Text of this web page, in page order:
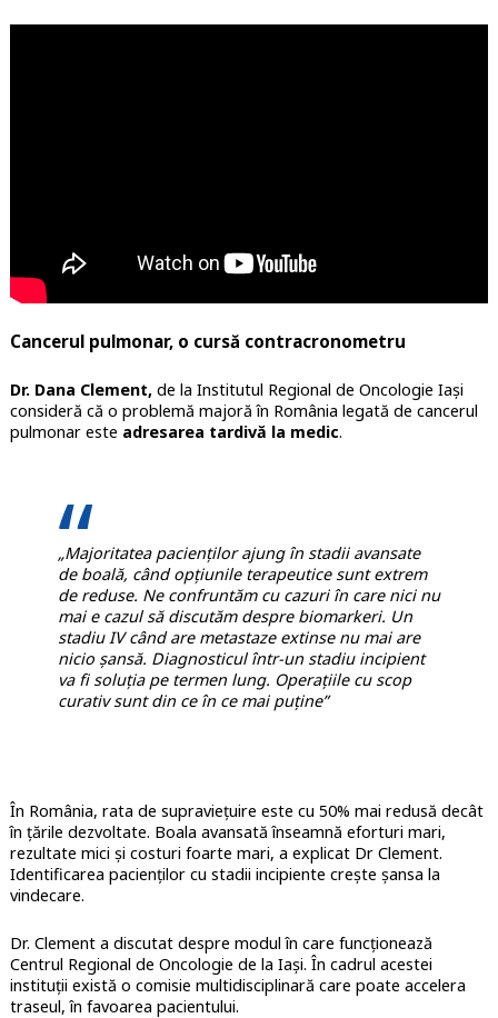
Cancerul pulmonar, o cursă contracronometru
Dr. Dana Clement, de la Institutul Regional de Oncologie Iași
consideră că o problemă majoră în România legată de cancerul
pulmonar este adresarea tardivă la medic.
„Majoritatea pacienților ajung în stadii avansate
de boală, când opțiunile terapeutice sunt extrem
de reduse. Ne confruntăm cu cazuri în care nici nu
mai e cazul să discutăm despre biomarkeri. Un
stadiu IV când are metastaze extinse nu mai are
nicio șansă. Diagnosticul într-un stadiu incipient
va fi soluția pe termen lung. Operațiile cu scop
curativ sunt din ce în ce mai puține”
În România, rata de supraviețuire este cu 50% mai redusă decât
în țările dezvoltate. Boala avansată înseamnă eforturi mari,
rezultate mici și costuri foarte mari, a explicat Dr Clement.
Identificarea pacienților cu stadii incipiente crește șansa la
vindecare.
Dr. Clement a discutat despre modul în care funcționează
Centrul Regional de Oncologie de la Iași. În cadrul acestei
instituții există o comisie multidisciplinară care poate accelera
traseul, în favoarea pacientului.